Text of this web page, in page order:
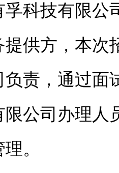
科技有限公
供方，本次
责，通过面
限公司办理人
。